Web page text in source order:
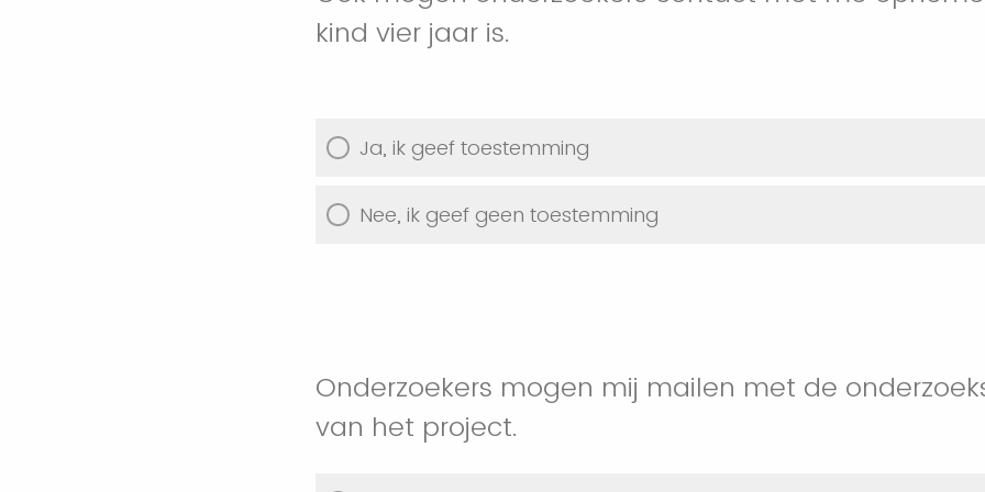
kind vier jaar is.
Ja, ik geef toestemming
Nee, ik geef geen toestemming
Onderzoekers mogen mij mailen met de
van het project.